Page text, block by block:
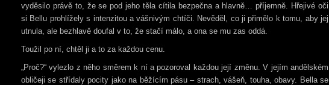
vyděsilo právě to, že se pod jeho těla cítila bezpečna a hlavně… příjemně. Hřejivé oči
si Bellu prohlížely s intenzitou a vášnivým chtíči. Nevěděl, co ji přimělo k tomu, aby jej
utnula, ale bezhlavě doufal v to, že stačí málo, a ona se mu zas oddá.
Toužil po ní, chtěl ji a to za každou cenu.
„Proč?“ vylezlo z něho směrem k ní a pozoroval každou její změnu. V jejím andělském
obličeji se střídaly pocity jako na běžícím pásu – strach, vášeň, touha, obavy. Bella se